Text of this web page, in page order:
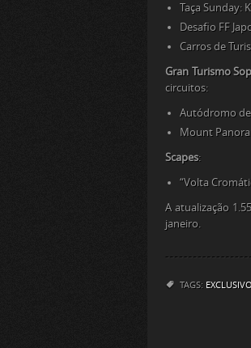
Taça Sunday:
Desafio FF
Carros de
Gran Turismo
circuitos:
Autódromo
Mount
Scapes:
“Volta
A atualização
janeiro.
TAGS: